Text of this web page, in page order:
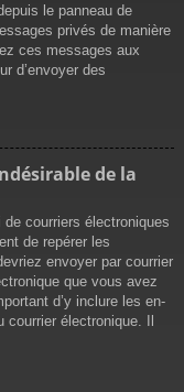
le panneau de
privés de manière
ces messages aux
d’envoyer des
de la
courriers électroniques
de repérer les
envoyer par courrier
que vous avez
d’y inclure les en-
électronique. Il